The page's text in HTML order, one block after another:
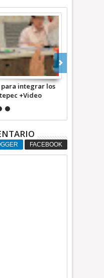
integrar los
+Video
FACEBOOK